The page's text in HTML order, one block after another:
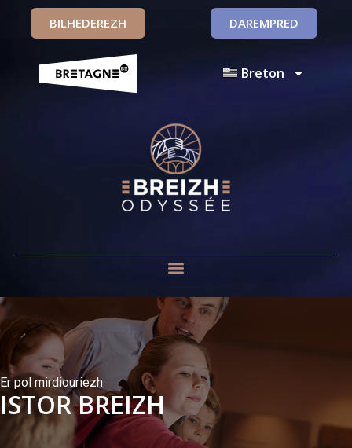
BILHEDEREZH DAREMPRED
Breton
Er pol mirdiouriezh
ISTOR BREIZH